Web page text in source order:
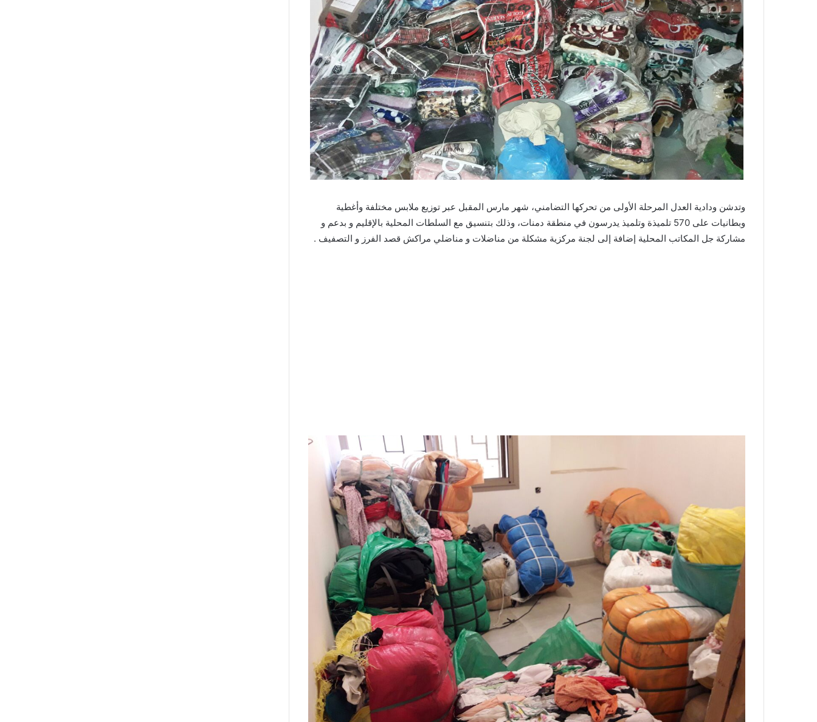
وتدشن ودادية العدل المرحلة الأولى من تحركها التضامني، شهر مارس المقبل عبر توزيع ملابس مختلفة وأغطية
وبطانيات على 570 تلميذة وتلميذ يدرسون في منطقة دمنات، وذلك بتنسيق مع السلطات المحلية بالإقليم و بدعم و
مشاركة جل المكاتب المحلية إضافة إلى لجنة مركزية مشكلة من مناضلات و مناضلي مراكش قصد الفرز و التصفيف .